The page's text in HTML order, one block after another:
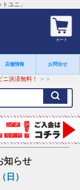
ユニ」
カート
店舗情報 お問合せ
決済無料！ ＞＞
知らせ
日）